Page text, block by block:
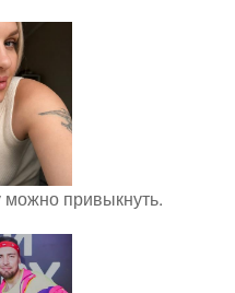
привыкнуть.